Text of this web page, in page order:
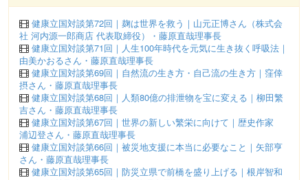
健康立国対談第72回｜麹は世界を救う｜山元正博さん（株式会
社 河内源一郎商店 代表取締役）・藤原直哉理事長
健康立国対談第71回｜人生100年時代を元気に生き抜く呼吸法｜
由美かおるさん・藤原直哉理事長
健康立国対談第69回｜自然流の生き方・自己流の生き方｜窪倖
摂さん・藤原直哉理事長
健康立国対談第68回｜人類80億の排泄物を宝に変える｜柳田繁
吉さん・藤原直哉理事長
健康立国対談第67回｜世界の新しい繁栄に向けて｜歴史作家
浦辺登さん・藤原直哉理事長
健康立国対談第66回｜被災地支援に本当に必要なこと｜矢部亨
さん・藤原直哉理事長
健康立国対談第65回｜防災立県で前橋を盛り上げる｜根岸智和